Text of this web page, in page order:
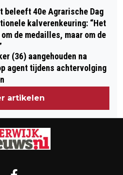
beleeft 40e Agrarische Dag
kalverenkeuring: “Het
de medailles, maar om de
(36) aangehouden na
agent tijdens achtervolging
artikelen